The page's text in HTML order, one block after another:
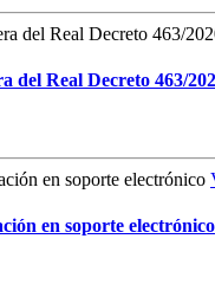
del Real Decreto 463/
en soporte electrónico